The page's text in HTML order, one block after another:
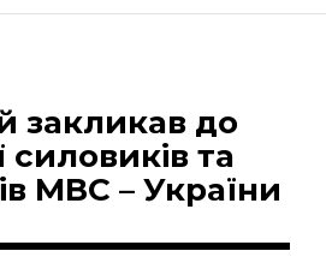
закликав до
силовиків та
МВС – України